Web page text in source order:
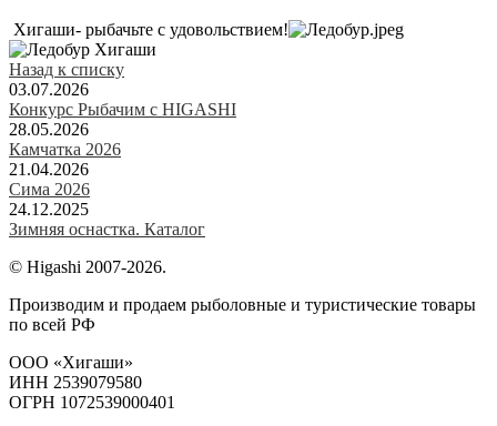
Хигаши- рыбачьте с удовольствием!
Назад к списку
03.07.2026
Конкурс Рыбачим с HIGASHI
28.05.2026
Камчатка 2026
21.04.2026
Сима 2026
24.12.2025
Зимняя оснастка. Каталог
© Higashi 2007-2026.
Производим и продаем рыболовные и туристические товары
по всей РФ
ООО «Хигаши»
ИНН 2539079580
ОГРН 1072539000401